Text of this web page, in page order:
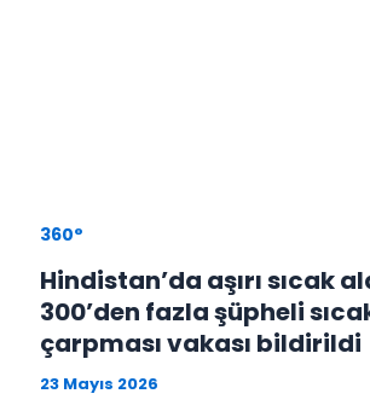
360°
Hindistan’da aşırı sıcak
300’den fazla şüpheli
çarpması vakası bildirildi
23 Mayıs 2026